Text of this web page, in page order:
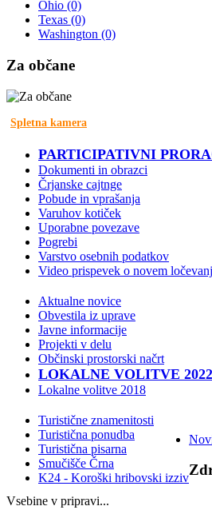
Ohio (0)
Texas (0)
Washington (0)
Za občane
Spletna kamera
PARTICIPATIVNI
Dokumenti in obrazci
Črjanske cajtnge
Pobude in vprašanja
Varuhov kotiček
Uporabne povezave
Pogrebi
Varstvo osebnih podatkov
Video prispevek o novem
Aktualne novice
Obvestila iz uprave
Javne informacije
Projekti v delu
Občinski prostorski načrt
LOKALNE VOLITVE 2022
Lokalne volitve 2018
Turistične znamenitosti
Turistična ponudba
Turistična pisarna
Smučišče Črna
K24 - Koroški hribovski izziv
Vsebine v pripravi...